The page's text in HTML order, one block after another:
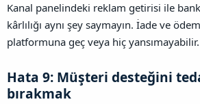
Kanal panelindeki reklam getirisi ile
kârlılığı aynı şey saymayın. İade ve
platformuna geç veya hiç yansımayabilir.
Hata 9: Müşteri desteğini
bırakmak​